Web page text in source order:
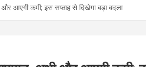
और आएगी कमी; इस सप्ताह से दिखेगा बड़ा बदला